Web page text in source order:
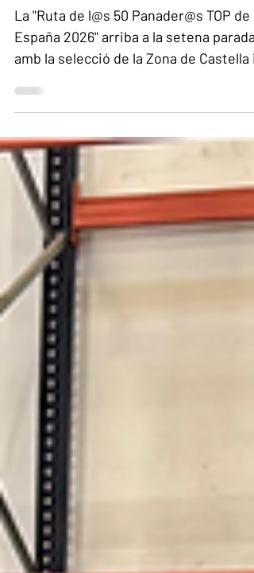
Castella i Lleó
La "Ruta de l@s 50 Panader@s TOP de
amb la selecció de la Zona de Castella i
Lleó